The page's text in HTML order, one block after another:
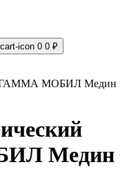
0 0 ₽
ГАММА МОБИЛ Медин
Медин